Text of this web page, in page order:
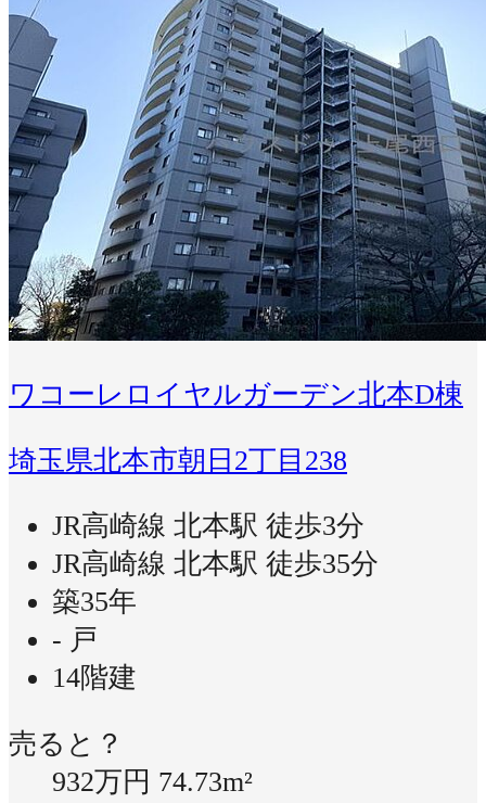
ワコーレロイヤルガーデン北本D棟
埼玉県北本市朝日2丁目238
JR高崎線 北本駅 徒歩3分
JR高崎線 北本駅 徒歩35分
築35年
- 戸
14階建
売ると？
932万円 74.73m²